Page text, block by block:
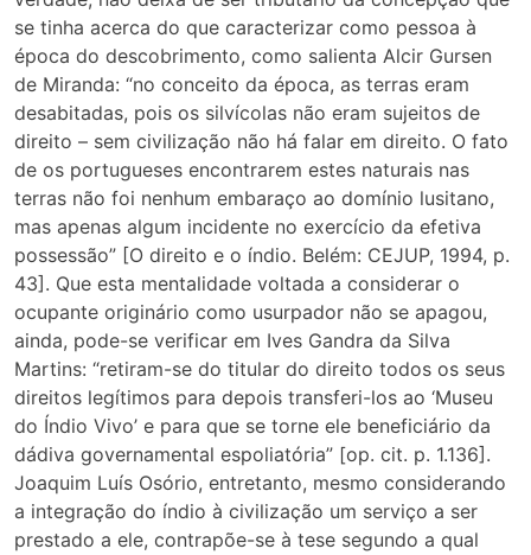
se tinha acerca do que caracterizar como pessoa à
época do descobrimento, como salienta Alcir Gursen
de Miranda: “no conceito da época, as terras eram
desabitadas, pois os silvícolas não eram sujeitos de
direito – sem civilização não há falar em direito. O fato
de os portugueses encontrarem estes naturais nas
terras não foi nenhum embaraço ao domínio lusitano,
mas apenas algum incidente no exercício da efetiva
possessão” [O direito e o índio. Belém: CEJUP, 1994, p.
43]. Que esta mentalidade voltada a considerar o
ocupante originário como usurpador não se apagou,
ainda, pode-se verificar em Ives Gandra da Silva
Martins: “retiram-se do titular do direito todos os seus
direitos legítimos para depois transferi-los ao ‘Museu
do Índio Vivo’ e para que se torne ele beneficiário da
dádiva governamental espoliatória” [op. cit. p. 1.136].
Joaquim Luís Osório, entretanto, mesmo considerando
a integração do índio à civilização um serviço a ser
prestado a ele, contrapõe-se à tese segundo a qual